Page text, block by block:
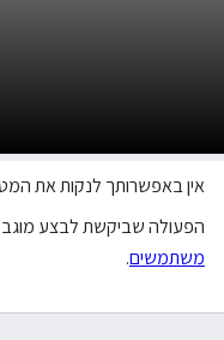
אין באפשרותך לנקות את
הפעולה שביקשת לבצע
משתמשים.